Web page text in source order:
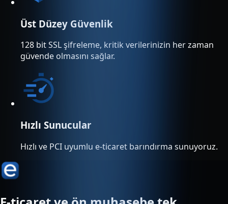
Üst Düzey Güvenlik
128 bit SSL şifreleme, kritik verilerinizin her zaman
güvende olmasını sağlar.
Hızlı Sunucular
Hızlı ve PCI uyumlu e-ticaret barındırma sunuyoruz.